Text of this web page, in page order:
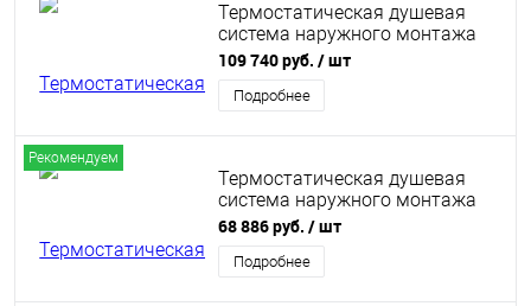
Термостатическая душевая
система наружного монтажа
Omnires Y Y1244SUGLB , золото
матовое
109 740 руб. / шт
Подробнее
Рекомендуем
Термостатическая душевая
система наружного монтажа
Omnires Y Y1244SUGL , золото
68 886 руб. / шт
Подробнее